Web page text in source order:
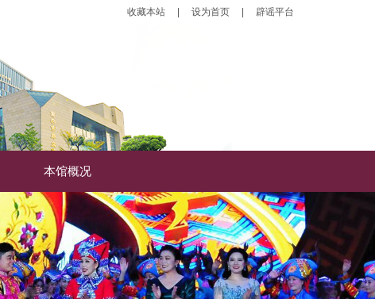
收藏本站 设为首页 辟谣平台
本馆概况